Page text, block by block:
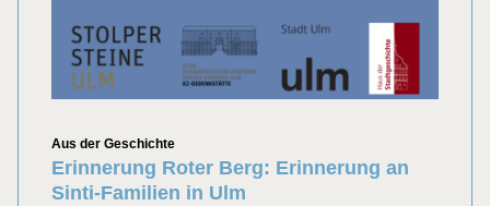
Kategorien
Aus der Geschichte
Erinnerung Roter Berg: Erinnerung an
Sinti-Familien in Ulm